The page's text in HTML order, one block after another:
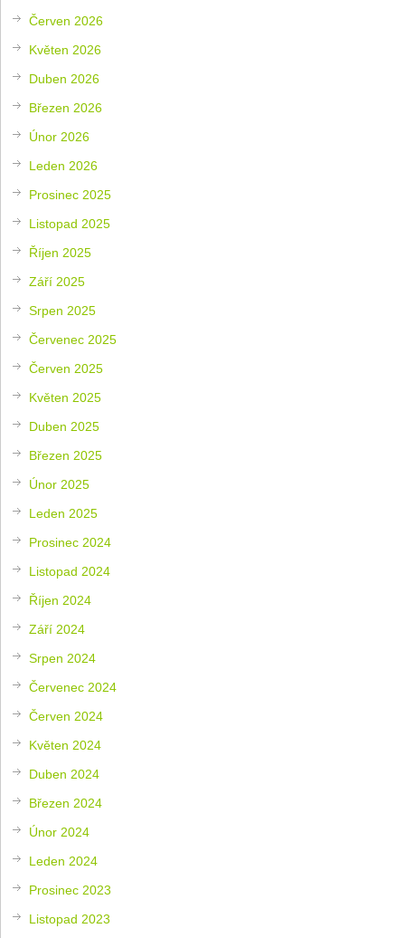
Červen 2026
Květen 2026
Duben 2026
Březen 2026
Únor 2026
Leden 2026
Prosinec 2025
Listopad 2025
Říjen 2025
Září 2025
Srpen 2025
Červenec 2025
Červen 2025
Květen 2025
Duben 2025
Březen 2025
Únor 2025
Leden 2025
Prosinec 2024
Listopad 2024
Říjen 2024
Září 2024
Srpen 2024
Červenec 2024
Červen 2024
Květen 2024
Duben 2024
Březen 2024
Únor 2024
Leden 2024
Prosinec 2023
Listopad 2023